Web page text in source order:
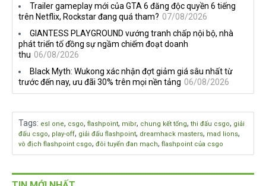
Trailer gameplay mới của GTA 6 đăng độc quyền 6 tiếng
trên Netflix, Rockstar đang quá tham? 07/08/2026
GIANTESS PLAYGROUND vướng tranh chấp nội bộ, nhà
phát triển tố đồng sự ngầm chiếm đoạt doanh
thu 06/08/2026
Black Myth: Wukong xác nhận đợt giảm giá sâu nhất từ
trước đến nay, ưu đãi 30% trên mọi nền tảng 06/08/2026
Tags: esl one, csgo, flashpoint, mibr, chung kết tổng, thi đấu csgo, giải
đấu csgo, play-off, giải đấu flashpoint, dreamhack masters, mad lions,
vô địch flashpoint csgo, đôi tuyển đan mạch, flashpoint của csgo